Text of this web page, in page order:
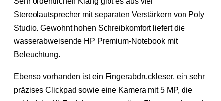
Stereolautsprecher mit separaten Verstärkern von Poly
Studio. Gewohnt hohen Schreibkomfort liefert die
wasserabweisende HP Premium-Notebook mit
Beleuchtung.
Ebenso vorhanden ist ein Fingerabdruckleser, ein sehr
präzises Clickpad sowie eine Kamera mit 5 MP, die